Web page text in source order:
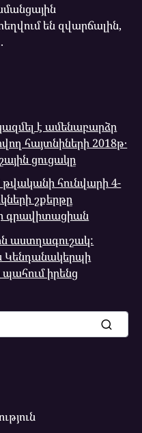
են զվարճալին,
է ամենաբարձր
հայտնիների 2018թ․
ցուցակը
թվականի հունվարի 4-
շքերթը
գրավիտացիան
աստղագուշակ:
Կենդանակերպի
իրենց